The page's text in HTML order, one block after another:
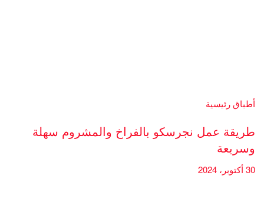
أطباق رئيسية
طريقة عمل نجرسكو بالفراخ والمشروم سهلة
وسريعة
30 أكتوبر، 2024